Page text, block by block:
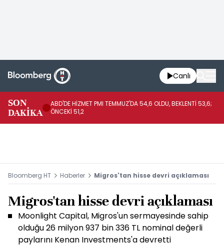
Canlı
SON
DAKİKA
ABD'DE HİZMET PMI TEMMUZ'DA 54,6 OLDU, BEKLENTİ 53,6;
ÖNCEKİ 51,2
Bloomberg HT Haberler Migros'tan hisse devri açıklaması
Migros'tan hisse devri açıklaması
Moonlight Capital, Migros'un sermayesinde sahip
olduğu 26 milyon 937 bin 336 TL nominal değerli
paylarını Kenan Investments'a devretti